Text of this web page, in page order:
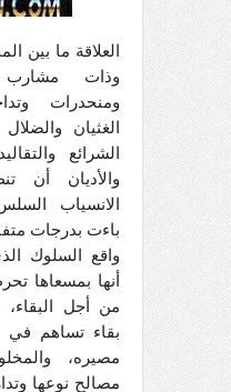
العلاقة ما بين
وذات مشارب
ومنحدرات
الغثيان
الشرائع
والأديان أن
الانسياب
باءت بدرجات
واقع السلوك
أنها بمسعاها
من أجل
بقاء تساهم في
مصيره،
مصالح نوعها